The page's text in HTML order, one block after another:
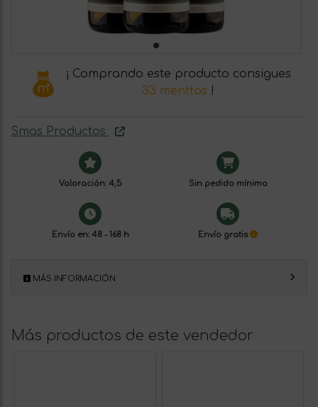
¡ Comprando este producto consigues
33 menttos !
Smas Productos
Valoración: 4,5 Sin pedido mínimo
Envío en: 48 - 168 h Envío gratis
MÁS INFORMACIÓN
Más productos de este vendedor